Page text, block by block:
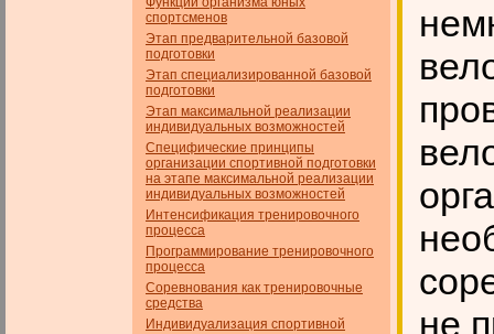
спортсменов
Этап предварительной базовой
подготовки
Этап специализированной базовой
подготовки
Этап максимальной реализации
индивидуальных возможностей
Специфические принципы
организации спортивной подготовки
на этапе максимальной реализации
индивидуальных возможностей
Интенсификация тренировочного
процесса
Программирование тренировочного
процесса
Соревнования как тренировочные
средства
Индивидуализация спортивной
не